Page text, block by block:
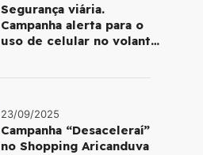
Segurança viária.
Campanha alerta para o
uso de celular no volante
23/09/2025
Campanha “Desaceleraí”
no Shopping Aricanduva